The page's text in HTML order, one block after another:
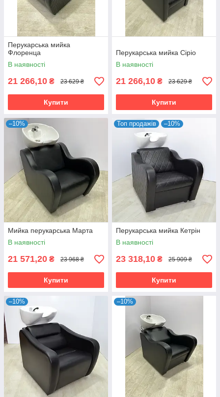
Перукарська мийка
Флоренца
В наявності
21 266,10 ₴ 23 629 ₴
Купити
Перукарська мийка Сіріо
В наявності
21 266,10 ₴ 23 629 ₴
Купити
–10%
Мийка перукарська Марта
В наявності
21 571,20 ₴ 23 968 ₴
Купити
Топ продажів –10%
Перукарська мийка Кетрін
В наявності
23 318,10 ₴ 25 909 ₴
Купити
–10% –10%